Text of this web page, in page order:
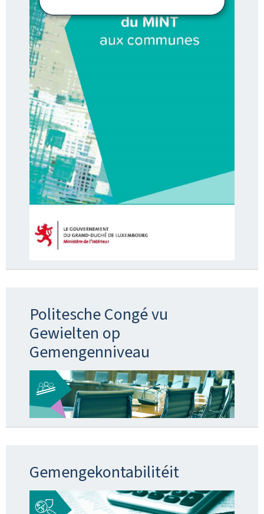
Politesche Congé vu
Gewielten op
Gemengenniveau
Gemengekontabilitéit